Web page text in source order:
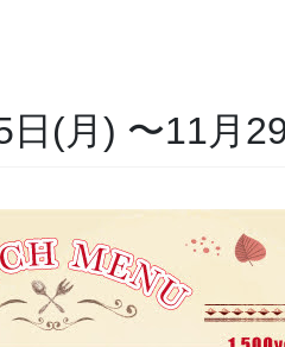
(月) 〜11月